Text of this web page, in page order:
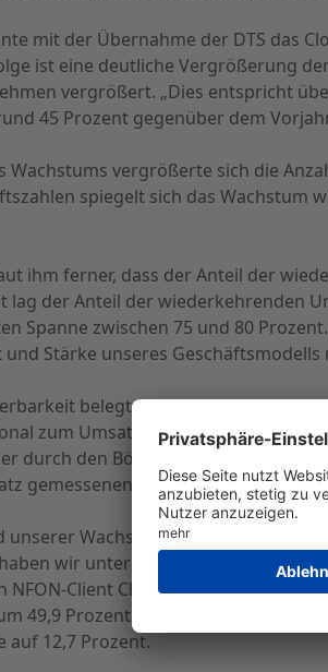
mit der Übernahme der DTS das
ist eine deutliche Vergrößerung
vergrößert. „Dies entspricht
45 Prozent gegenüber dem
Wachstums vergrößerte sich die
spiegelt sich das Wachstum
ihm ferner, dass der Anteil der
lag der Anteil der wiederkehrenden
Spanne zwischen 75 und 80
Stärke unseres
belegte der CEO weiter mit
zum Umsatz um 14,2 Prozent. In
durch den Börsengang um
gemessenen bereinigten
unserer Wachstumsstrategie haben
wir unter anderem eine große
NFON-Client Cloudya eingeführt“,
49,9 Prozent auf 5,5 Mio. Euro.
auf 12,7 Prozent.